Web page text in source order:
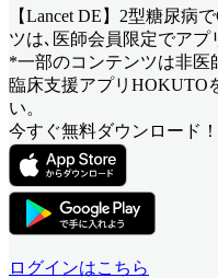
【Lancet DE】2型糖尿病
ツは､医師会員限定でアプ
*一部のコンテンツは非医
臨床支援アプリHOKUTO
い。
今すぐ無料ダウンロード！
ログインはこちら